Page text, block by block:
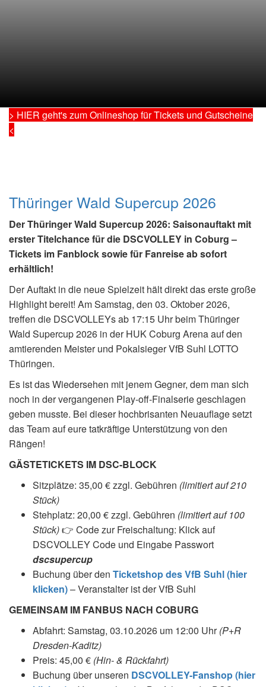
> HIER geht's zum Onlineshop für Tickets und Gutscheine
<
Thüringer Wald Supercup 2026
Der Thüringer Wald Supercup 2026: Saisonauftakt mit
erster Titelchance für die DSCVOLLEY in Coburg –
Tickets im Fanblock sowie für Fanreise ab sofort
erhältlich!
Der Auftakt in die neue Spielzeit hält direkt das erste große
Highlight bereit! Am Samstag, den 03. Oktober 2026,
treffen die DSCVOLLEYs ab 17:15 Uhr beim Thüringer
Wald Supercup 2026 in der HUK Coburg Arena auf den
amtierenden Meister und Pokalsieger VfB Suhl LOTTO
Thüringen.
Es ist das Wiedersehen mit jenem Gegner, dem man sich
noch in der vergangenen Play-off-Finalserie geschlagen
geben musste. Bei dieser hochbrisanten Neuauflage setzt
das Team auf eure tatkräftige Unterstützung von den
Rängen!
GÄSTETICKETS IM DSC-BLOCK
Sitzplätze: 35,00 € zzgl. Gebühren (limitiert auf 210
Stück)
Stehplatz: 20,00 € zzgl. Gebühren (limitiert auf 100
Stück)👉 Code zur Freischaltung: Klick auf
DSCVOLLEY Code und Eingabe Passwort
dscsupercup
Buchung über den Ticketshop des VfB Suhl (hier
klicken)– Veranstalter ist der VfB Suhl
GEMEINSAM IM FANBUS NACH COBURG
Abfahrt: Samstag, 03.10.2026 um 12:00 Uhr(P+R
Dresden-Kaditz)
Preis: 45,00 € (Hin- & Rückfahrt)
Buchung über unseren DSCVOLLEY-Fanshop (hier